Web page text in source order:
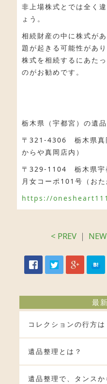
非上場株式とでは全く
ょう。
相続財産の中に株式が
題が起きる可能性があり
株式を相続するにあた
のがお勧めです。
栃木県（宇都宮）の遺
〒321-4306 栃木県真
からや真岡店内）
〒329-1104 栃木県宇
月女コーポ101号（おた
https://
< PREV｜
最
コレクションの行方は
遺品整理とは？
遺品整理で、タンス